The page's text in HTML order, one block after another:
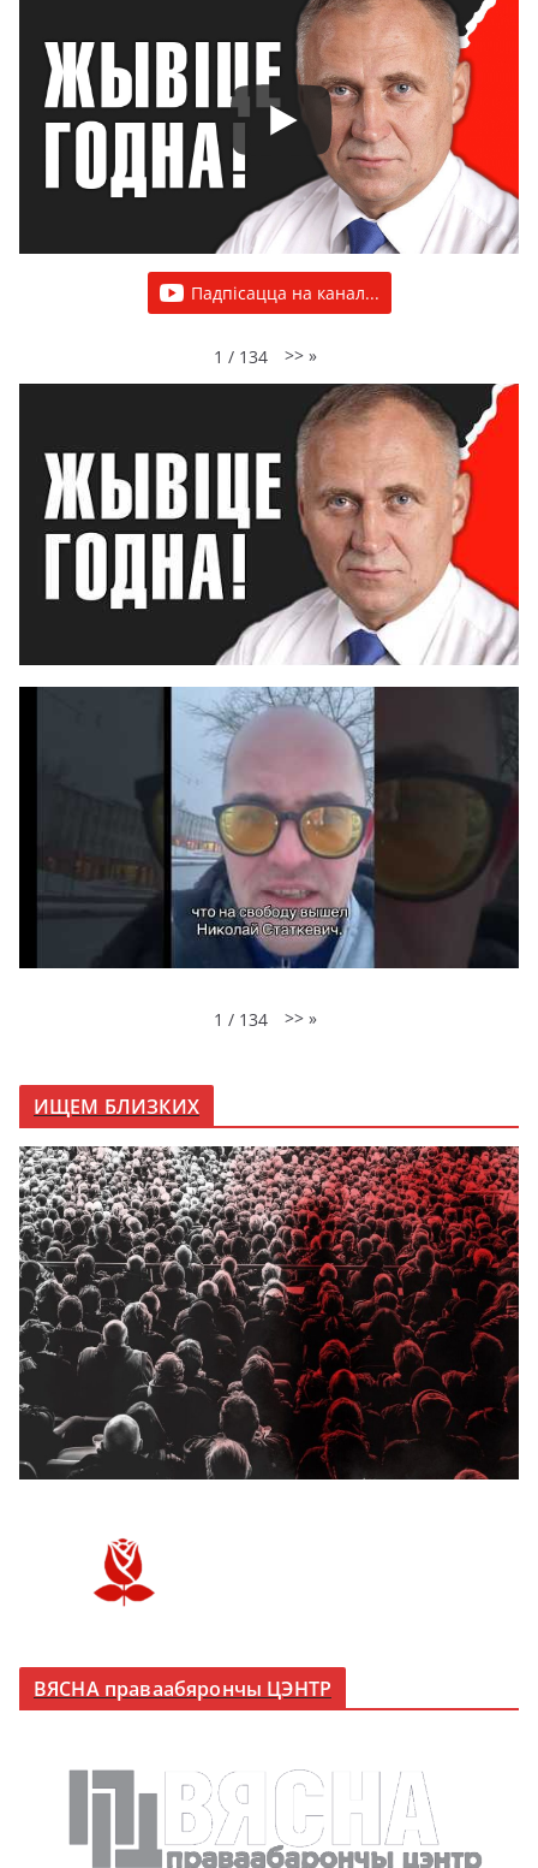
Падпісацца на канал...
1 / 134 >> »
1 / 134 >> »
ИЩЕМ БЛИЗКИХ
ВЯСНА праваабярончы ЦЭНТР